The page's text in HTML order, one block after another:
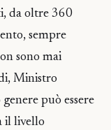
da oltre 360
sempre
sono mai
Ministro
può essere
il livello